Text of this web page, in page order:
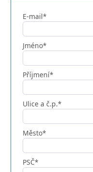
E-mail*
Jméno*
Příjmení*
Ulice a č.p.*
Město*
PSČ*